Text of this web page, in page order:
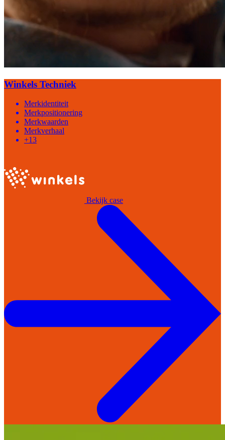
Winkels Techniek
Merkidentiteit
Merkpositionering
Merkwaarden
Merkverhaal
+13
Bekijk case